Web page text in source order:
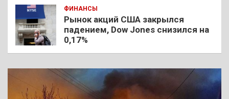
ФИНАНСЫ
Рынок акций США закрылся
падением, Dow Jones снизился на
0,17%